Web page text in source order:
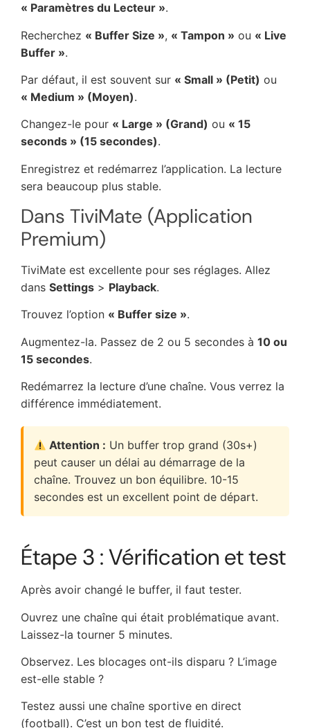
« Paramètres du Lecteur ».
Recherchez « Buffer Size », « Tampon » ou « Live
Buffer ».
Par défaut, il est souvent sur « Small » (Petit) ou
« Medium » (Moyen).
Changez-le pour « Large » (Grand) ou « 15
seconds » (15 secondes).
Enregistrez et redémarrez l’application. La lecture
sera beaucoup plus stable.
Dans TiviMate (Application
Premium)
TiviMate est excellente pour ses réglages. Allez
dans Settings > Playback.
Trouvez l’option « Buffer size ».
Augmentez-la. Passez de 2 ou 5 secondes à 10 ou
15 secondes.
Redémarrez la lecture d’une chaîne. Vous verrez la
différence immédiatement.
Attention : Un buffer trop grand (30s+)
peut causer un délai au démarrage de la
chaîne. Trouvez un bon équilibre. 10-15
secondes est un excellent point de départ.
Étape 3 : Vérification et test
Après avoir changé le buffer, il faut tester.
Ouvrez une chaîne qui était problématique avant.
Laissez-la tourner 5 minutes.
Observez. Les blocages ont-ils disparu ? L’image
est-elle stable ?
Testez aussi une chaîne sportive en direct
(football). C’est un bon test de fluidité.